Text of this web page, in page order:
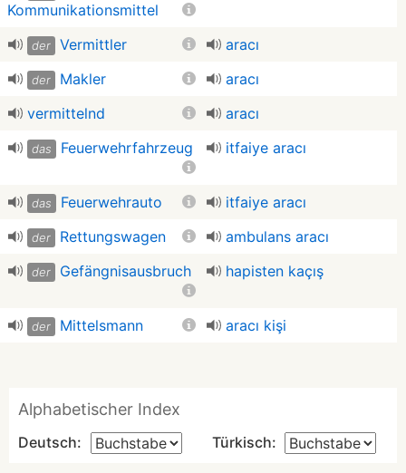
Kommunikationsmittel
der Vermittler aracı
der Makler
aracı
vermittelnd
aracı
das Feuerwehrfahrzeug itfaiye aracı
das Feuerwehrauto itfaiye aracı
der Rettungswagen ambulans aracı
der Gefängnisausbruch hapisten kaçış
der Mittelsmann aracı kişi
Alphabetischer Index
Deutsch: Türkisch: